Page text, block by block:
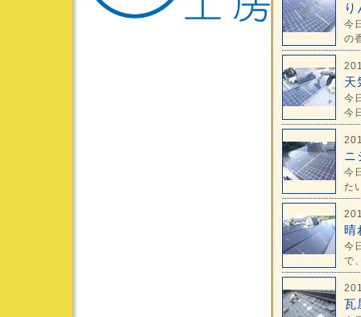
今
の
天
今
今
ニ
今
た
晴
今
で
瓦